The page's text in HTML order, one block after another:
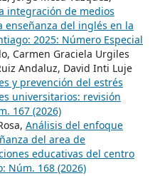
integración de medios
del inglés en la
2025: Número Especial
Carmen Graciela Urgiles
Andaluz, David Inti Luje
y prevención del estrés
universitarios: revisión
167 (2026)
Análisis del enfoque
del area de
educativas del centro
Núm. 168 (2026)